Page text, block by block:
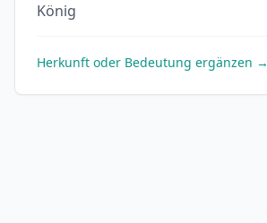
König
Herkunft oder Bedeutung ergänzen →